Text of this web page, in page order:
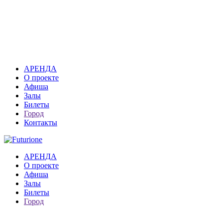
АРЕНДА
О проекте
Афиша
Залы
Билеты
Город
Контакты
АРЕНДА
О проекте
Афиша
Залы
Билеты
Город